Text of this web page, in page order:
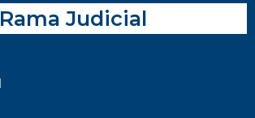
Rama Judicial